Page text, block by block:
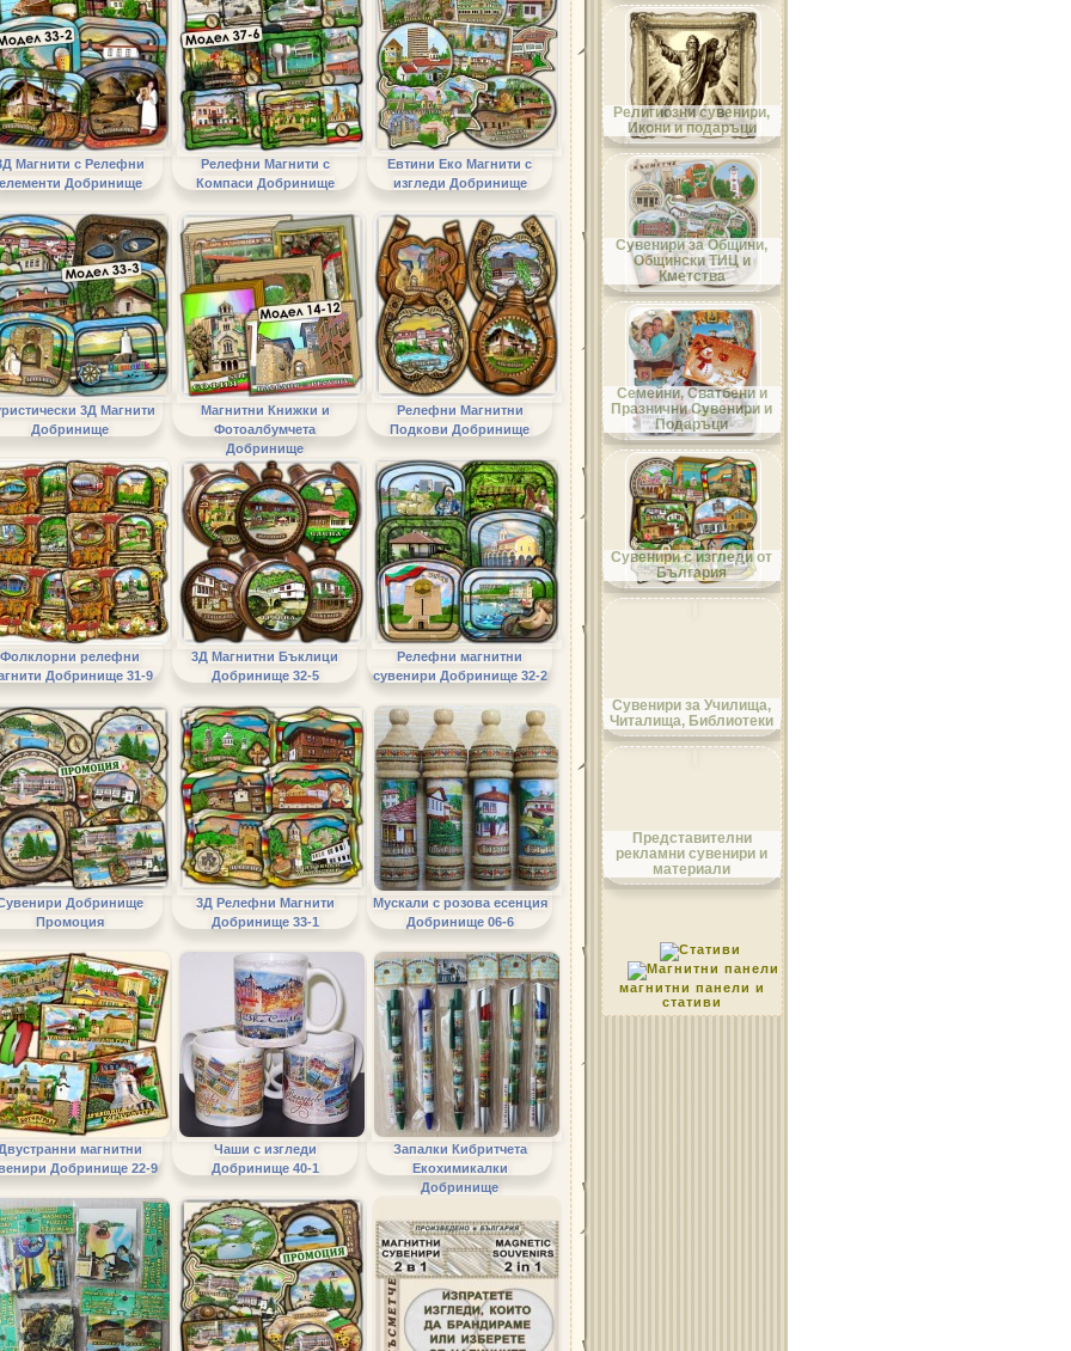
Магнити с Релефни
Добринище
Релефни Магнити с
Компаси Добринище
Евтини Еко Магнити с
изгледи Добринище
3Д Магнити
Добринище
Магнитни Книжки и
Фотоалбумчета
Добринище
Релефни Магнитни
Подкови Добринище
Фолклорни релефни
Добринище 31-9
3Д Магнитни Бъклици
Добринище 32-5
Релефни магнитни
сувенири Добринище 32-2
Добринище
Промоция
3Д Релефни Магнити
Добринище 33-1
Мускали с розова есенция
Добринище 06-6
магнитни
Добринище 22-9
Чаши с изгледи
Добринище 40-1
Запалки Кибритчета
Екохимикалки
Добринище
Област Габрово
Област Добрич
Област Кърджали
Област Кюстендил
Област Пазарджик
Религиозни сувенири,
Икони и подаръци
Сувенири за Общини,
Общински ТИЦ и
Кметства
Семейни, Сватбени и
Празнични Сувенири и
Подаръци
Сувенири с изгледи от
България
Сувенири за Училища,
Читалища, Библиотеки
Представителни
рекламни сувенири и
материали
магнитни панели и
стативи